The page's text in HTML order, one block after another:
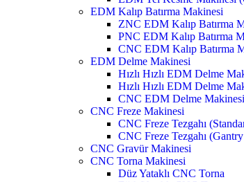
EDM Kalıp Batırma Makinesi
ZNC EDM Kalıp Batırma
PNC EDM Kalıp Batırma
CNC EDM Kalıp Batırma
EDM Delme Makinesi
Hızlı Hızlı EDM Delme
Hızlı Hızlı EDM Delme
CNC EDM Delme Makinesi
CNC Freze Makinesi
CNC Freze Tezgahı
CNC Freze Tezgahı
CNC Gravür Makinesi
CNC Torna Makinesi
Düz Yataklı CNC Torna